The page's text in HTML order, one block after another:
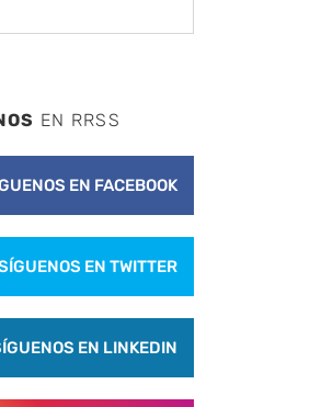
EN RRSS
EN FACEBOOK
EN TWITTER
EN LINKEDIN